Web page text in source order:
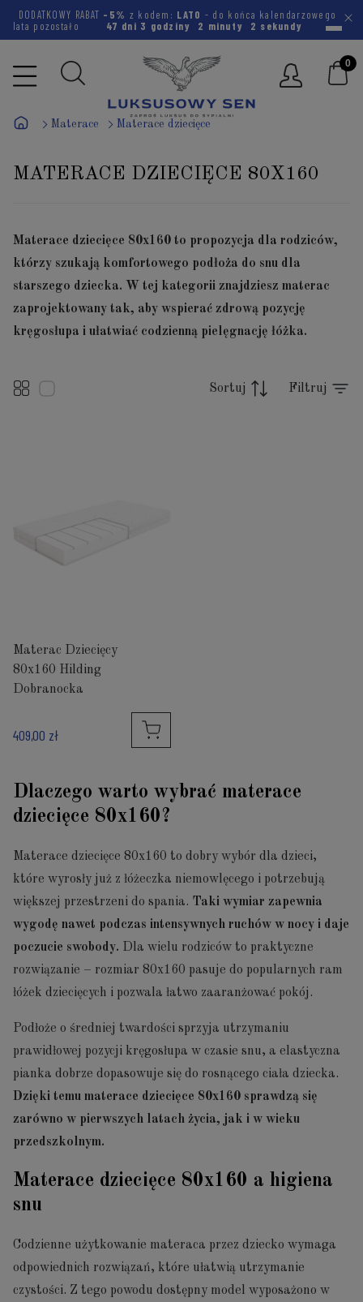
DODATKOWY RABAT -5% z kodem: LATO - do końca kalendarzowego
lata pozostało
47 dni 3 godziny 2 minuty 2 sekundy
Materace Materace dziecięce
MATERACE DZIECIĘCE 80X160
Materace dziecięce 80x160 to propozycja dla rodziców,
którzy szukają komfortowego podłoża do snu dla
starszego dziecka. W tej kategorii znajdziesz materac
zaprojektowany tak, aby wspierać zdrową pozycję
kręgosłupa i ułatwiać codzienną pielęgnację łóżka.
Sortuj Filtruj
Materac Dziecięcy
80x160 Hilding
Dobranocka
409,00 zł
Dlaczego warto wybrać materace
dziecięce 80x160?
Materace dziecięce 80x160 to dobry wybór dla dzieci,
które wyrosły już z łóżeczka niemowlęcego i potrzebują
większej przestrzeni do spania. Taki wymiar zapewnia
wygodę nawet podczas intensywnych ruchów w nocy i daje
poczucie swobody. Dla wielu rodziców to praktyczne
rozwiązanie – rozmiar 80x160 pasuje do popularnych ram
łóżek dziecięcych i pozwala łatwo zaaranżować pokój.
Podłoże o średniej twardości sprzyja utrzymaniu
prawidłowej pozycji kręgosłupa w czasie snu, a elastyczna
pianka dobrze dopasowuje się do rosnącego ciała dziecka.
Dzięki temu materace dziecięce 80x160 sprawdzą się
zarówno w pierwszych latach życia, jak i w wieku
przedszkolnym.
Materace dziecięce 80x160 a higiena
snu
Codzienne użytkowanie materaca przez dziecko wymaga
odpowiednich rozwiązań, które ułatwią utrzymanie
czystości. Z tego powodu dostępny model wyposażono w